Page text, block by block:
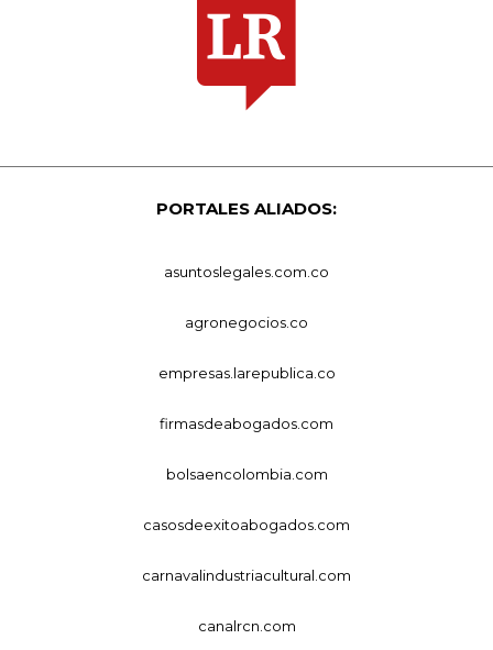
PORTALES ALIADOS:
asuntoslegales.com.co
agronegocios.co
empresas.larepublica.co
firmasdeabogados.com
bolsaencolombia.com
casosdeexitoabogados.com
carnavalindustriacultural.com
canalrcn.com